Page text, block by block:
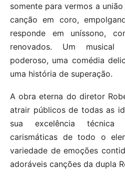
somente para vermos a
canção em coro,
responde em uníssono,
renovados. Um musical
poderoso, uma comédia
uma história de superação.
A obra eterna do diretor
atrair públicos de todas as
sua excelência
carismáticas de todo o
variedade de emoções
adoráveis canções da dupla